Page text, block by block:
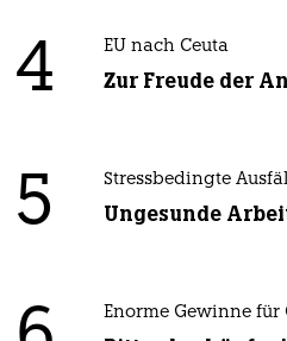
4 EU nach Ceuta
Zur Freude der
5 Stressbedingte
Ungesunde
Enorme Gewinne für